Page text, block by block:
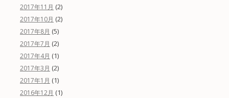
2017年11月 (2)
2017年10月 (2)
2017年8月 (5)
2017年7月 (2)
2017年4月 (1)
2017年3月 (2)
2017年1月 (1)
2016年12月 (1)